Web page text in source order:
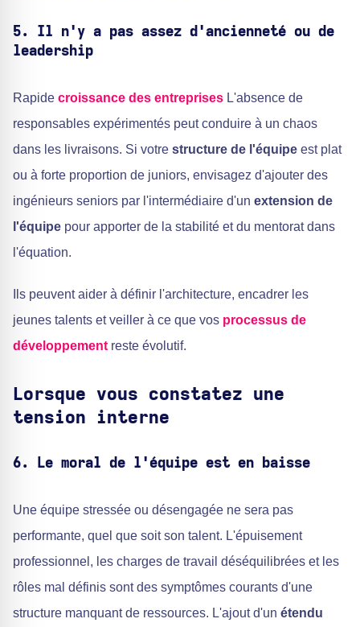
5. Il n'y a pas assez d'ancienneté ou de
leadership
Rapide croissance des entreprises L'absence de
responsables expérimentés peut conduire à un chaos
dans les livraisons. Si votre structure de l'équipe est plat
ou à forte proportion de juniors, envisagez d'ajouter des
ingénieurs seniors par l'intermédiaire d'un extension de
l'équipe pour apporter de la stabilité et du mentorat dans
l'équation.
Ils peuvent aider à définir l'architecture, encadrer les
jeunes talents et veiller à ce que vos processus de
développement reste évolutif.
Lorsque vous constatez une
tension interne
6. Le moral de l'équipe est en baisse
Une équipe stressée ou désengagée ne sera pas
performante, quel que soit son talent. L'épuisement
professionnel, les charges de travail déséquilibrées et les
rôles mal définis sont des symptômes courants d'une
structure manquant de ressources. L'ajout d'un étendu